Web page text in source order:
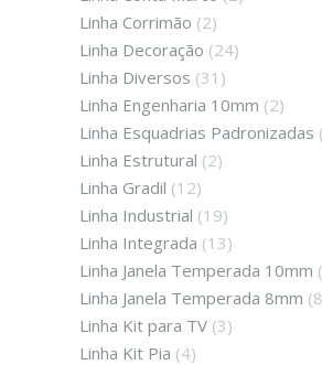
Linha Corrimão (2)
Linha Decoração (24)
Linha Diversos (31)
Linha Engenharia 10mm (2)
Linha Esquadrias Padronizadas
Linha Estrutural (2)
Linha Gradil (12)
Linha Industrial (19)
Linha Integrada (13)
Linha Janela Temperada 10mm
Linha Janela Temperada 8mm
Linha Kit para TV (3)
Linha Kit Pia (4)